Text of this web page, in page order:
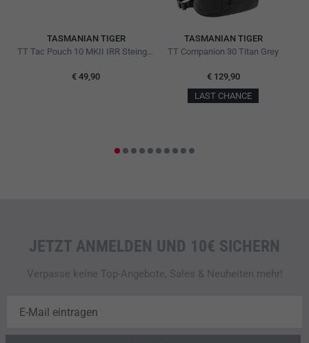
TASMANIAN TIGER
TT Tac Pouch 10 MKII IRR Steingrau Oliv
€ 49,90
TASMANIAN TIGER
TT Companion 30 Titan Grey
€ 129,90
LAST CHANCE
JETZT ANMELDEN UND 10€ SICHERN
Verpasse keine Top-Angebote, Sales & Neuheiten mehr!